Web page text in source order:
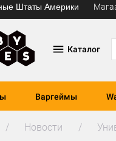
Штаты Америки
Каталог
Варгеймы
Новости